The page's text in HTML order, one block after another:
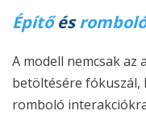
Építőés
A modell nemcsak az
betöltésére fókuszál,
romboló